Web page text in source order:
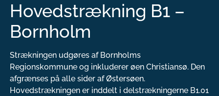
Hovedstrækning B1 –
Bornholm
Strækningen udgøres af Bornholms
Regionskommune og inkluderer øen Christiansø. Den
afgrænses på alle sider af Østersøen.
Hovedstrækningen er inddelt i delstrækningerne B1.01